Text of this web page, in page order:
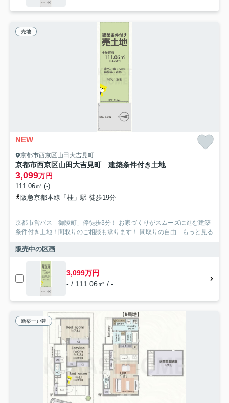
売地
NEW
京都市西京区山田大吉見町
京都市西京区山田大吉見町 建築条件付き土地
3,099万円
111.06㎡ (-)
阪急京都本線「桂」駅 徒歩19分
京都市営バス「御陵町」停徒歩3分！ お家づくりがスムーズに進む建築
条件付き土地！間取りのご相談も承ります！ 間取りの自由... もっと見る
販売中の区画
3,099万円
- / 111.06㎡ / -
新築一戸建